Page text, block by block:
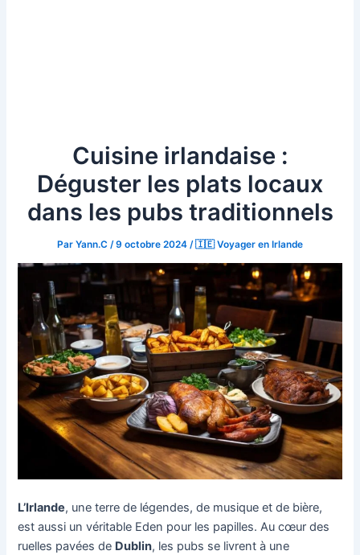
Cuisine irlandaise :
Déguster les plats locaux
dans les pubs traditionnels
Par Yann.C /9 octobre 2024 /🇮🇪 Voyager en Irlande
L’Irlande, une terre de légendes, de musique et de bière,
est aussi un véritable Eden pour les papilles. Au cœur des
ruelles pavées de Dublin, les pubs se livrent à une